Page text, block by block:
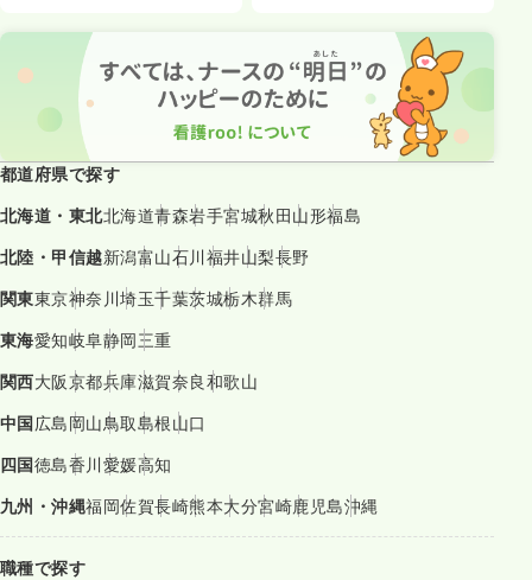
都道府県で探す
北海道・東北北海道青森岩手宮城秋田山形福島
北陸・甲信越新潟富山石川福井山梨長野
関東東京神奈川埼玉千葉茨城栃木群馬
東海愛知岐阜静岡三重
関西大阪京都兵庫滋賀奈良和歌山
中国広島岡山鳥取島根山口
四国徳島香川愛媛高知
九州・沖縄福岡佐賀長崎熊本大分宮崎鹿児島沖縄
職種で探す